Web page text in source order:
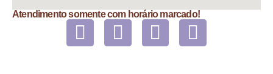
Atendimento somente com horário marcado!